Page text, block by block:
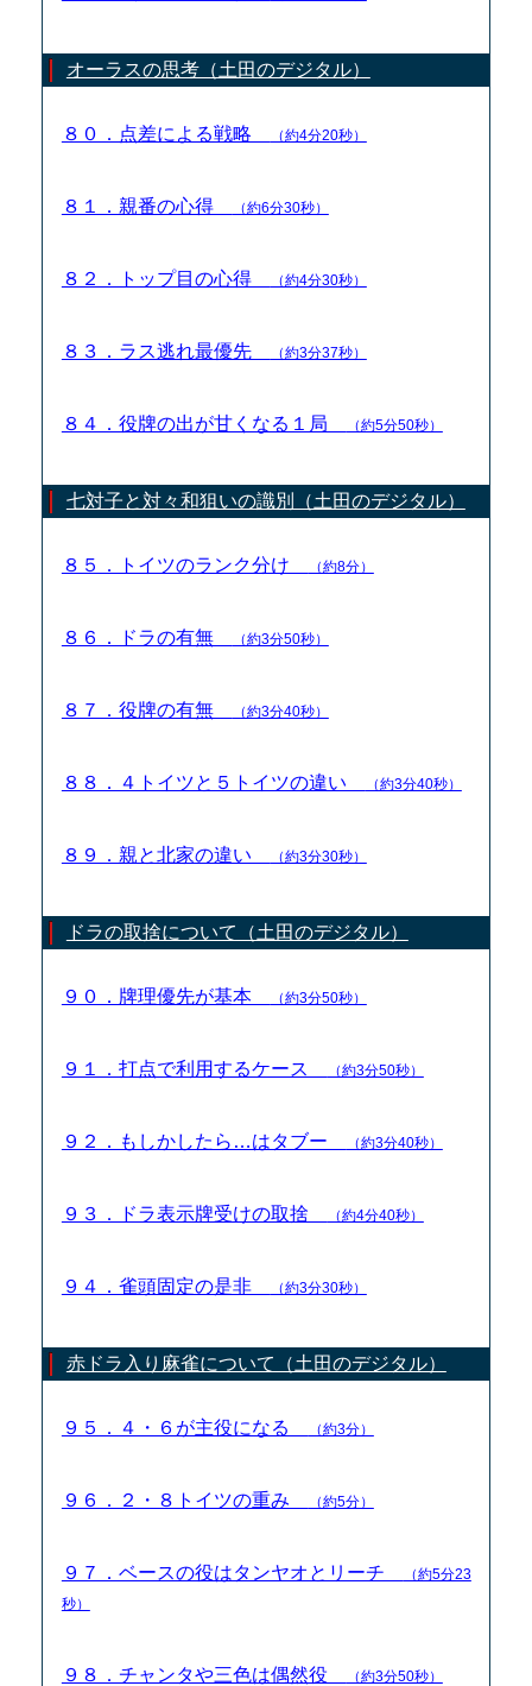
オーラスの思考（土田のデジタル）
８０．点差による戦略 （約4分20秒）
８１．親番の心得 （約6分30秒）
８２．トップ目の心得 （約4分30秒）
８３．ラス逃れ最優先 （約3分37秒）
８４．役牌の出が甘くなる１局 （約5分50秒）
七対子と対々和狙いの識別（土田のデジタル）
８５．トイツのランク分け （約8分）
８６．ドラの有無 （約3分50秒）
８７．役牌の有無 （約3分40秒）
８８．４トイツと５トイツの違い （約3分40秒）
８９．親と北家の違い （約3分30秒）
ドラの取捨について（土田のデジタル）
９０．牌理優先が基本 （約3分50秒）
９１．打点で利用するケース （約3分50秒）
９２．もしかしたら…はタブー （約3分40秒）
９３．ドラ表示牌受けの取捨 （約4分40秒）
９４．雀頭固定の是非 （約3分30秒）
赤ドラ入り麻雀について（土田のデジタル）
９５．４・６が主役になる （約3分）
９６．２・８トイツの重み （約5分）
９７．ベースの役はタンヤオとリーチ
（約5分23
秒）
９８．チャンタや三色は偶然役 （約3分50秒）